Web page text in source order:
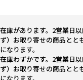
在庫があります。2営業日
ず）お取り寄せの商品とと
になります。
在庫わずかです。2営業日
ず）お取り寄せの商品とと